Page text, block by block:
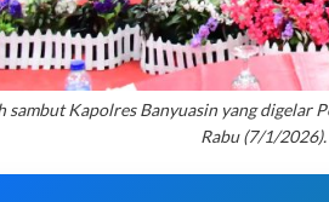
sambut Kapolres Banyuasin yang
Rabu (7/1/